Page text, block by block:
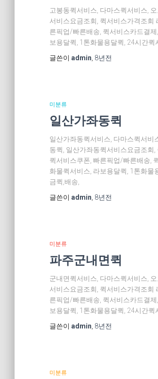
고봉동퀵서비스, 다마스퀵서비스,
서비스요금조회, 퀵서비스가격조회
른픽업/빠른배송, 퀵서비스카드결
보용달퀵, 1톤화물용달퀵, 24시간
글쓴이 admin 8년전
미분류
일산가좌동퀵
일산가좌동퀵서비스, 다마스퀵서비
동퀵, 일산가좌동퀵서비스요금조회
퀵서비스쿠폰, 빠른픽업/빠른배송,
화물퀵서비스, 라보용달퀵, 1톤화물
금퀵,배송,
글쓴이 admin 8년전
미분류
파주군내면퀵
군내면퀵서비스, 다마스퀵서비스,
서비스요금조회, 퀵서비스가격조회
른픽업/빠른배송, 퀵서비스카드결
보용달퀵, 1톤화물용달퀵, 24시간
글쓴이 admin 8년전
미분류